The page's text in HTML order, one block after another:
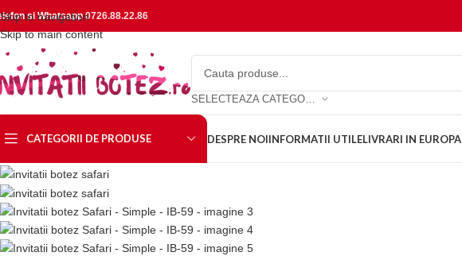
Skip to navigation
Skip to main content
si Whatsapp0726.88.22.86
SELECTEAZA CATEGORIA
CATEGORII DE PRODUSE DESPRE NOIINFORMATII UTILELIVRARI IN EUROPA